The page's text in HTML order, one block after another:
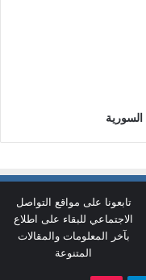
تابعونا على مواقع التواصل
الاجتماعي للبقاء على اطلاع
بآخر المعلومات والمقالات
المتنوعة